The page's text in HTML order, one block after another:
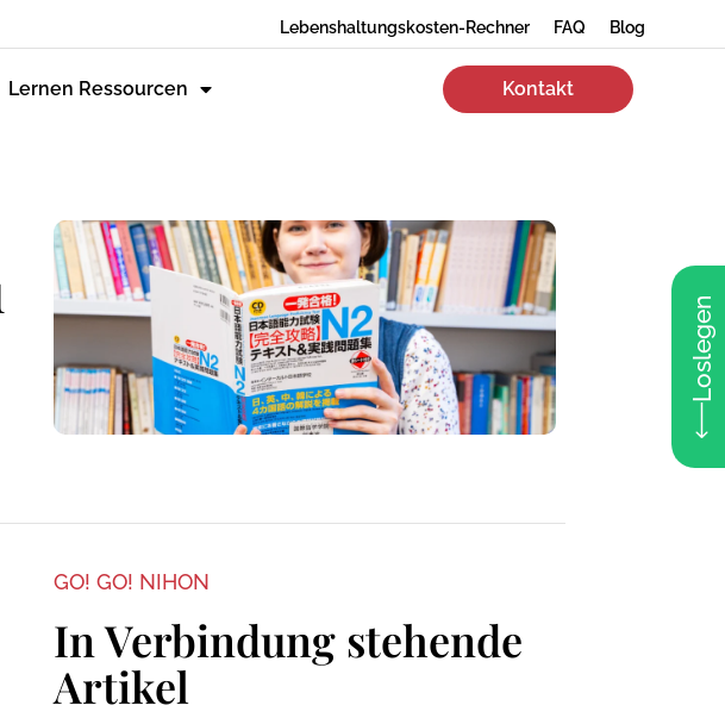
Lebenshaltungskosten-Rechner FAQ Blog
Lernen Ressourcen Kontakt
Loslegen
GO! GO! NIHON
In Verbindung stehende
Artikel